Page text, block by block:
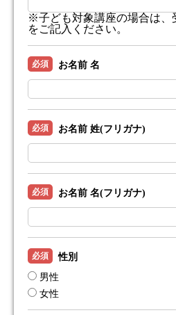
※子ども対象講座の場合は、
をご記入ください。
必須 お名前 名
必須 お名前 姓(フリガナ)
必須 お名前 名(フリガナ)
必須
性別
男性
女性